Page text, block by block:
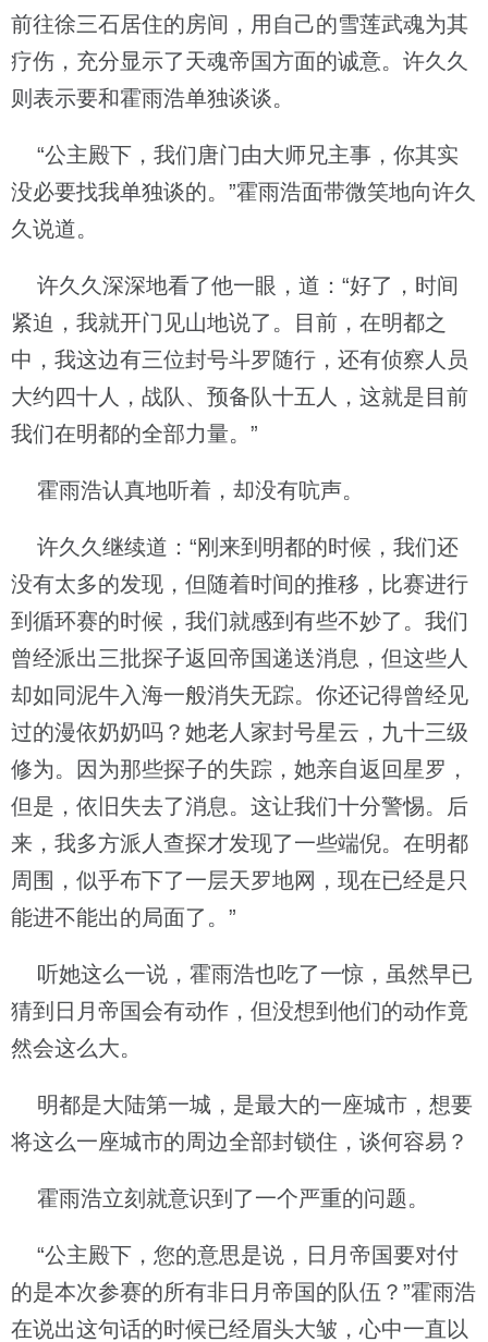
前往徐三石居住的房间，用自己的雪莲武魂为其
疗伤，充分显示了天魂帝国方面的诚意。许久久
则表示要和霍雨浩单独谈谈。
“公主殿下，我们唐门由大师兄主事，你其实
没必要找我单独谈的。”霍雨浩面带微笑地向许久
久说道。
许久久深深地看了他一眼，道：“好了，时间
紧迫，我就开门见山地说了。目前，在明都之
中，我这边有三位封号斗罗随行，还有侦察人员
大约四十人，战队、预备队十五人，这就是目前
我们在明都的全部力量。”
霍雨浩认真地听着，却没有吭声。
许久久继续道：“刚来到明都的时候，我们还
没有太多的发现，但随着时间的推移，比赛进行
到循环赛的时候，我们就感到有些不妙了。我们
曾经派出三批探子返回帝国递送消息，但这些人
却如同泥牛入海一般消失无踪。你还记得曾经见
过的漫依奶奶吗？她老人家封号星云，九十三级
修为。因为那些探子的失踪，她亲自返回星罗，
但是，依旧失去了消息。这让我们十分警惕。后
来，我多方派人查探才发现了一些端倪。在明都
周围，似乎布下了一层天罗地网，现在已经是只
能进不能出的局面了。”
听她这么一说，霍雨浩也吃了一惊，虽然早已
猜到日月帝国会有动作，但没想到他们的动作竟
然会这么大。
明都是大陆第一城，是最大的一座城市，想要
将这么一座城市的周边全部封锁住，谈何容易？
霍雨浩立刻就意识到了一个严重的问题。
“公主殿下，您的意思是说，日月帝国要对付
的是本次参赛的所有非日月帝国的队伍？”霍雨浩
在说出这句话的时候已经眉头大皱，心中一直以